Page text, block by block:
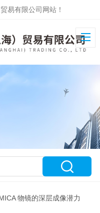
易有限公司网站！
物镜的深层成像潜⼒